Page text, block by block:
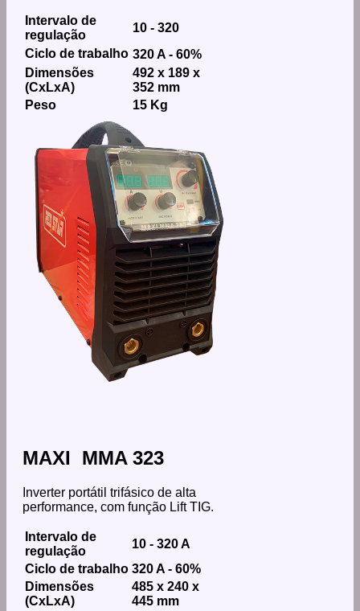
Intervalo de
regulação
10 - 320
Ciclo de trabalho 320 A - 60%
Dimensões
(CxLxA)
492 x 189 x
352 mm
Peso
15 Kg
MAXI MMA 323
Inverter portátil trifásico de alta
performance, com função Lift TIG.
Intervalo de
regulação
10 - 320 A
Ciclo de trabalho 320 A - 60%
Dimensões
(CxLxA)
485 x 240 x
445 mm